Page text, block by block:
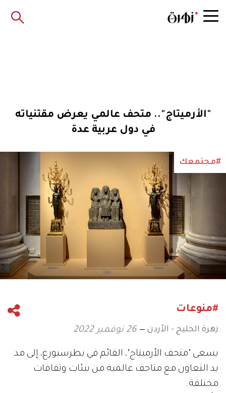
"الأرميتاج".. متحف عالمي يعرض مقتنياته
في دول عربية عدة
#مجتمعك
#منوعات
زهرة الخليج - الأردن 26 نوفمبر 2022
يسعى "متحف الأرميتاج"، القائم في بطرسبورغ، إلى مد
يد التعاون مع متاحف عالمية من بيئات وثقافات
مختلفة.